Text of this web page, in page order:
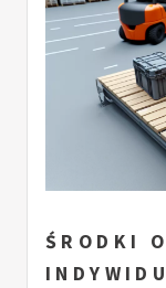
ŚRODKI